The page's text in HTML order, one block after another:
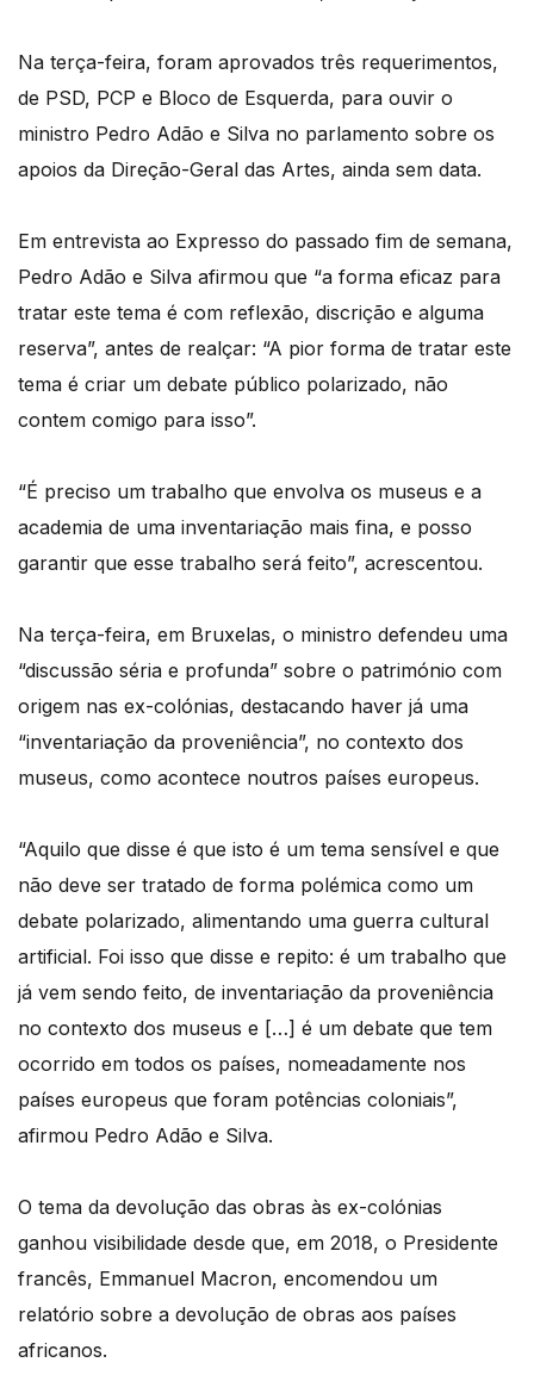
Na terça-feira, foram aprovados três requerimentos,
de PSD, PCP e Bloco de Esquerda, para ouvir o
ministro Pedro Adão e Silva no parlamento sobre os
apoios da Direção-Geral das Artes, ainda sem data.
Em entrevista ao Expresso do passado fim de semana,
Pedro Adão e Silva afirmou que “a forma eficaz para
tratar este tema é com reflexão, discrição e alguma
reserva”, antes de realçar: “A pior forma de tratar este
tema é criar um debate público polarizado, não
contem comigo para isso”.
“É preciso um trabalho que envolva os museus e a
academia de uma inventariação mais fina, e posso
garantir que esse trabalho será feito”, acrescentou.
Na terça-feira, em Bruxelas, o ministro defendeu uma
“discussão séria e profunda” sobre o património com
origem nas ex-colónias, destacando haver já uma
“inventariação da proveniência”, no contexto dos
museus, como acontece noutros países europeus.
“Aquilo que disse é que isto é um tema sensível e que
não deve ser tratado de forma polémica como um
debate polarizado, alimentando uma guerra cultural
artificial. Foi isso que disse e repito: é um trabalho que
já vem sendo feito, de inventariação da proveniência
no contexto dos museus e […] é um debate que tem
ocorrido em todos os países, nomeadamente nos
países europeus que foram potências coloniais”,
afirmou Pedro Adão e Silva.
O tema da devolução das obras às ex-colónias
ganhou visibilidade desde que, em 2018, o Presidente
francês, Emmanuel Macron, encomendou um
relatório sobre a devolução de obras aos países
africanos.